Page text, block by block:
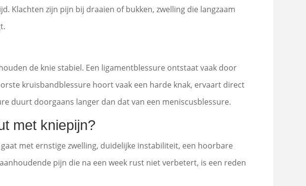
Klachten zijn pijn bij draaien of bukken, zwelling die langzaam
de knie stabiel. Een ligamentblessure ontstaat vaak door
kruisbandblessure hoort vaak een harde knak, ervaart direct
duurt doorgaans langer dan dat van een meniscusblessure.
met kniepijn?
met ernstige zwelling, duidelijke instabiliteit, een hoorbare
pijn die na een week rust niet verbetert, is een reden